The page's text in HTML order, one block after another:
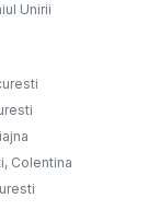
Unirii
Colentina